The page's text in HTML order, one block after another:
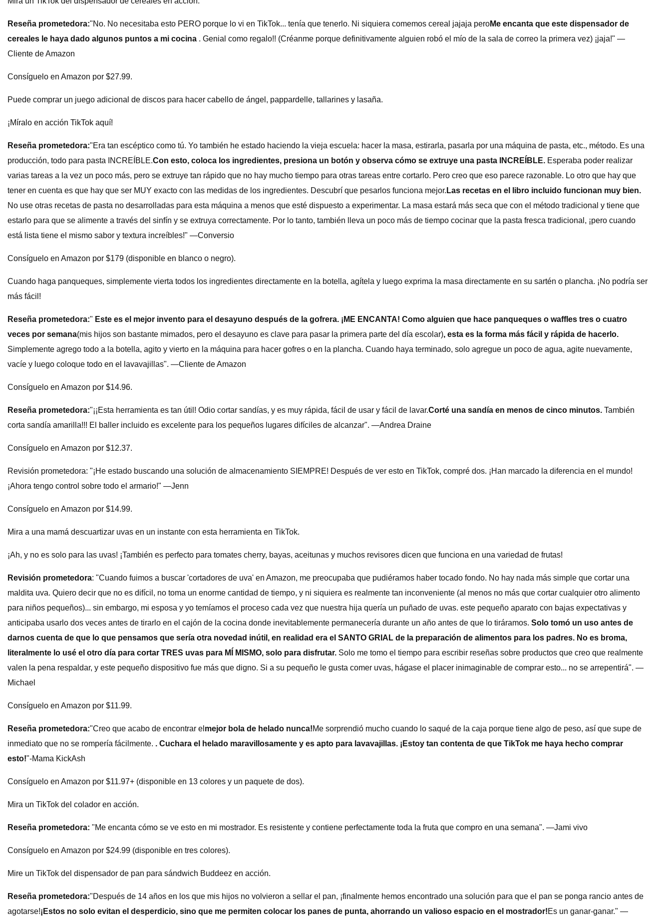
Reseña prometedora:"No. No necesitaba esto PERO porque lo vi en TikTok... tenía que tenerlo. Ni siquiera comemos cereal jajaja peroMe encanta que este dispensador de
cereales le haya dado algunos puntos a mi cocina . Genial como regalo!! (Créanme porque definitivamente alguien robó el mío de la sala de correo la primera vez) ¡jaja!" —
Cliente de Amazon
Consíguelo en Amazon por $27.99.
Puede comprar un juego adicional de discos para hacer cabello de ángel, pappardelle, tallarines y lasaña.
¡Míralo en acción TikTok aquí!
Reseña prometedora:"Era tan escéptico como tú. Yo también he estado haciendo la vieja escuela: hacer la masa, estirarla, pasarla por una máquina de pasta, etc., método. Es una
producción, todo para pasta INCREÍBLE.Con esto, coloca los ingredientes, presiona un botón y observa cómo se extruye una pasta INCREÍBLE. Esperaba poder realizar
varias tareas a la vez un poco más, pero se extruye tan rápido que no hay mucho tiempo para otras tareas entre cortarlo. Pero creo que eso parece razonable. Lo otro que hay que
tener en cuenta es que hay que ser MUY exacto con las medidas de los ingredientes. Descubrí que pesarlos funciona mejor. Las recetas en el libro incluido funcionan muy bien.
No use otras recetas de pasta no desarrolladas para esta máquina a menos que esté dispuesto a experimentar. La masa estará más seca que con el método tradicional y tiene que
estarlo para que se alimente a través del sinfín y se extruya correctamente. Por lo tanto, también lleva un poco más de tiempo cocinar que la pasta fresca tradicional, ¡pero cuando
está lista tiene el mismo sabor y textura increíbles!" —Conversio
Consíguelo en Amazon por $179 (disponible en blanco o negro).
Cuando haga panqueques, simplemente vierta todos los ingredientes directamente en la botella, agítela y luego exprima la masa directamente en su sartén o plancha. ¡No podría ser
más fácil!
Reseña prometedora:" Este es el mejor invento para el desayuno después de la gofrera. ¡ME ENCANTA! Como alguien que hace panqueques o waffles tres o cuatro
veces por semana(mis hijos son bastante mimados, pero el desayuno es clave para pasar la primera parte del día escolar), esta es la forma más fácil y rápida de hacerlo.
Simplemente agrego todo a la botella, agito y vierto en la máquina para hacer gofres o en la plancha. Cuando haya terminado, solo agregue un poco de agua, agite nuevamente,
vacíe y luego coloque todo en el lavavajillas". —Cliente de Amazon
Consíguelo en Amazon por $14.96.
Reseña prometedora:"¡¡Esta herramienta es tan útil! Odio cortar sandías, y es muy rápida, fácil de usar y fácil de lavar.Corté una sandía en menos de cinco minutos. También
corta sandía amarilla!!! El baller incluido es excelente para los pequeños lugares difíciles de alcanzar". —Andrea Draine
Consíguelo en Amazon por $12.37.
Revisión prometedora: "¡He estado buscando una solución de almacenamiento SIEMPRE! Después de ver esto en TikTok, compré dos. ¡Han marcado la diferencia en el mundo!
¡Ahora tengo control sobre todo el armario!" —Jenn
Consíguelo en Amazon por $14.99.
Mira a una mamá descuartizar uvas en un instante con esta herramienta en TikTok.
¡Ah, y no es solo para las uvas! ¡También es perfecto para tomates cherry, bayas, aceitunas y muchos revisores dicen que funciona en una variedad de frutas!
Revisión prometedora: "Cuando fuimos a buscar 'cortadores de uva' en Amazon, me preocupaba que pudiéramos haber tocado fondo. No hay nada más simple que cortar una
maldita uva. Quiero decir que no es difícil, no toma un enorme cantidad de tiempo, y ni siquiera es realmente tan inconveniente (al menos no más que cortar cualquier otro alimento
para niños pequeños)... sin embargo, mi esposa y yo temíamos el proceso cada vez que nuestra hija quería un puñado de uvas. este pequeño aparato con bajas expectativas y
anticipaba usarlo dos veces antes de tirarlo en el cajón de la cocina donde inevitablemente permanecería durante un año antes de que lo tiráramos. Solo tomó un uso antes de
darnos cuenta de que lo que pensamos que sería otra novedad inútil, en realidad era el SANTO GRIAL de la preparación de alimentos para los padres. No es broma,
literalmente lo usé el otro día para cortar TRES uvas para MÍ MISMO, solo para disfrutar. Solo me tomo el tiempo para escribir reseñas sobre productos que creo que realmente
valen la pena respaldar, y este pequeño dispositivo fue más que digno. Si a su pequeño le gusta comer uvas, hágase el placer inimaginable de comprar esto... no se arrepentirá". —
Michael
Consíguelo en Amazon por $11.99.
Reseña prometedora:"Creo que acabo de encontrar el mejor bola de helado nunca!Me sorprendió mucho cuando lo saqué de la caja porque tiene algo de peso, así que supe de
inmediato que no se rompería fácilmente. . Cuchara el helado maravillosamente y es apto para lavavajillas. ¡Estoy tan contenta de que TikTok me haya hecho comprar
esto!"-Mama KickAsh
Consíguelo en Amazon por $11.97+ (disponible en 13 colores y un paquete de dos).
Mira un TikTok del colador en acción.
Reseña prometedora: "Me encanta cómo se ve esto en mi mostrador. Es resistente y contiene perfectamente toda la fruta que compro en una semana". —Jami vivo
Consíguelo en Amazon por $24.99 (disponible en tres colores).
Mire un TikTok del dispensador de pan para sándwich Buddeez en acción.
Reseña prometedora:"Después de 14 años en los que mis hijos no volvieron a sellar el pan, ¡finalmente hemos encontrado una solución para que el pan se ponga rancio antes de
agotarse!¡Estos no solo evitan el desperdicio, sino que me permiten colocar los panes de punta, ahorrando un valioso espacio en el mostrador!Es un ganar-ganar." —